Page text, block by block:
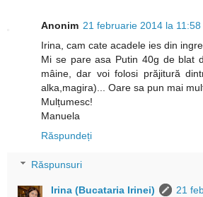
Anonim 21 februarie 2014 la 11:58
Irina, cam cate acadele ies din
Mi se pare asa Putin 40g de blat
mâine, dar voi folosi prăjitură
alka,magira)... Oare sa pun mai
Mulțumesc!
Manuela
Răspundeți
Răspunsuri
Irina (Bucataria Irinei)
21